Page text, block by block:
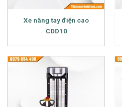
Xe nâng tay điện cao
CDD10